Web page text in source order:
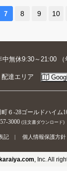
7 8 9 10
無休9:30～21:00 （
配達エリア
６-28ゴールドハイム
3000 (注文書ダウンロード)
記 個人情報保護方針
, Inc. All